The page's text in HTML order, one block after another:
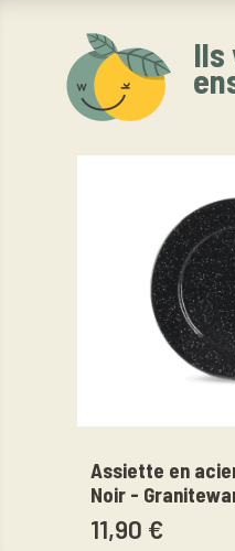
Ils
Assiette en
Noir -
11,90 €